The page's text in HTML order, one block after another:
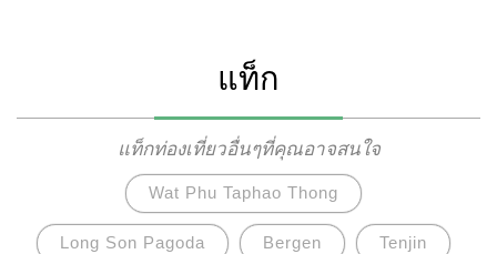
แท็ก
แท็กท่องเที่ยวอื่นๆที่คุณอาจสนใจ
Wat Phu Taphao Thong
Long Son Pagoda Bergen Tenjin